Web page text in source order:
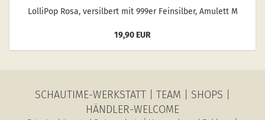
Lol­li­Pop Rosa, ver­sil­bert mit 999er Fein­sil­ber, Amu­lett M
19,90 EUR
SCHAUTIME-WERKSTATT TEAM SHOPS
HÄNDLER-WELCOME